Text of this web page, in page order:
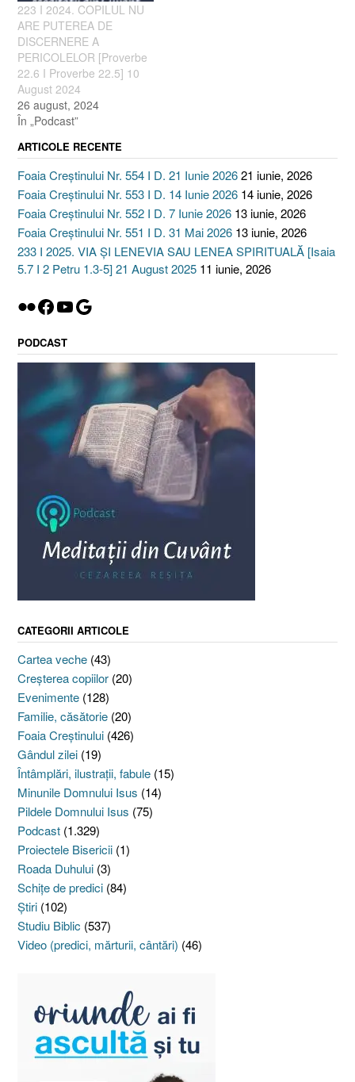
223 I 2024. COPILUL NU
ARE PUTEREA DE
DISCERNERE A
PERICOLELOR [Proverbe
22.6 I Proverbe 22.5] 10
August 2024
26 august, 2024
În „Podcast”
ARTICOLE RECENTE
Foaia Creștinului Nr. 554 I D. 21 Iunie 202621 iunie, 2026
Foaia Creștinului Nr. 553 I D. 14 Iunie 2026 14 iunie, 2026
Foaia Creștinului Nr. 552 I D. 7 Iunie 2026 13 iunie, 2026
Foaia Creștinului Nr. 551 I D. 31 Mai 2026 13 iunie, 2026
233 I 2025. VIA ȘI LENEVIA SAU LENEA SPIRITUALĂ [Isaia
5.7 I 2 Petru 1.3-5] 21 August 2025 11 iunie, 2026
Flickr
Facebook
YouTube
Google
PODCAST
CATEGORII ARTICOLE
Cartea veche (43)
Creşterea copiilor (20)
Evenimente (128)
Familie, căsătorie (20)
Foaia Creştinului (426)
Gândul zilei (19)
Întâmplări, ilustraţii, fabule (15)
Minunile Domnului Isus (14)
Pildele Domnului Isus (75)
Podcast (1.329)
Proiectele Bisericii (1)
Roada Duhului (3)
Schiţe de predici (84)
Ştiri (102)
Studiu Biblic (537)
Video (predici, mărturii, cântări) (46)